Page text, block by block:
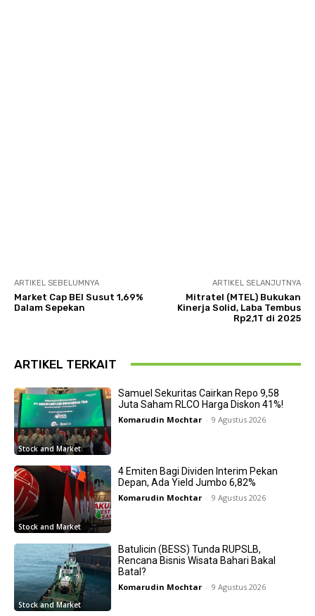
ARTIKEL SEBELUMNYA
Market Cap BEI Susut 1,69%
Dalam Sepekan
ARTIKEL SELANJUTNYA
Mitratel (MTEL) Bukukan
Kinerja Solid, Laba Tembus
Rp2,1T di 2025
ARTIKEL TERKAIT
Stock and Market
Samuel Sekuritas Cairkan Repo 9,58
Juta Saham RLCO Harga Diskon 41%!
Komarudin Mochtar - 9 Agustus 2026
Stock and Market
4 Emiten Bagi Dividen Interim Pekan
Depan, Ada Yield Jumbo 6,82%
Komarudin Mochtar - 9 Agustus 2026
Stock and Market
Batulicin (BESS) Tunda RUPSLB,
Rencana Bisnis Wisata Bahari Bakal
Batal?
Komarudin Mochtar - 9 Agustus 2026